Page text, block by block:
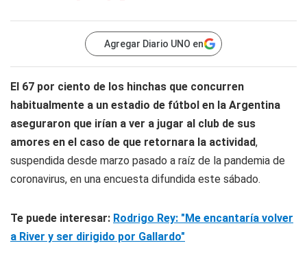
Agregar Diario UNO en
El 67 por ciento de los hinchas que concurren
habitualmente a un estadio de fútbol en la Argentina
aseguraron que irían a ver a jugar al club de sus
amores en el caso de que retornara la actividad,
suspendida desde marzo pasado a raíz de la pandemia de
coronavirus, en una encuesta difundida este sábado.
Te puede interesar: Rodrigo Rey: "Me encantaría volver
a River y ser dirigido por Gallardo"